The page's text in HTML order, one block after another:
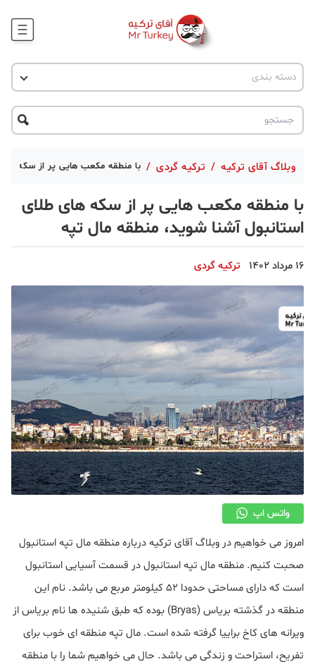
وبلاگ
جاذبه گردشگری
دسته بندی
اخبار ترکیه
پروژه ها
تحصیل در ترکیه
ترکیه گردی
حقوقی
قبرس
وبلاگ آقای ترکیه / ترکیه گردی / با منطقه مکعب هایی پر از سکه
با منطقه مکعب هایی پر از سکه های طلای
استانبول آشنا شوید، منطقه مال تپه
16 مرداد 1402 ترکیه گردی
واتس اپ
امروز می خواهیم در وبلاگ آقای ترکیه درباره منطقه مال تپه استانبول
صحبت کنیم. منطقه مال تپه استانبول در قسمت آسیایی استانبول
است که دارای مساحتی حدودا ۵۲ کیلومتر مربع می باشد. نام این
منطقه در گذشته بریاس (Bryas) بوده که طبق شنیده ها نام بریاس از
ویرانه های کاخ براییا گرفته شده است. مال تپه منطقه ای خوب برای
تفریح، استراحت و زندگی می باشد. حال می خواهیم شما را با منطقه